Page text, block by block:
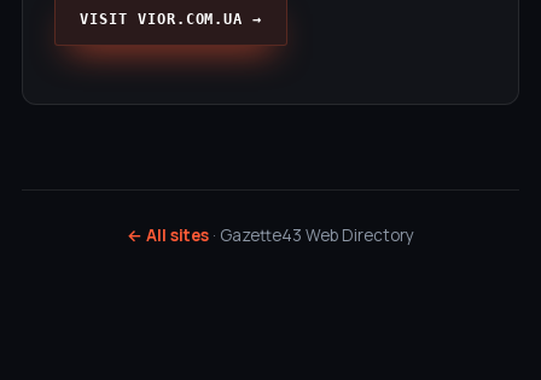
VISIT VIOR.COM.UA →
← All sites · Gazette43 Web Directory